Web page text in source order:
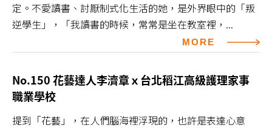
定。不愛讀書、討厭制式化生活的她，是外界眼中的「叛
逆學生」，「我讀書的時候，常常是坐在教室裡，...
MORE
No.150 花藝達人李濟章ｘ台北稻江高級護理家事
職業學校
提到「花藝」，在人們腦海裡浮現的，也許是表達心意